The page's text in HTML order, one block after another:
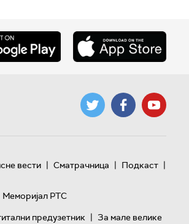
вести | Сматрачница | Подкаст |
Меморијал РТС
предузетник | За мале велике